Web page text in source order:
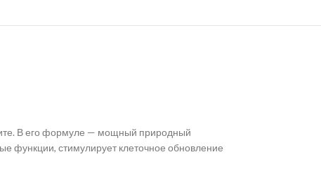
В его формуле — мощный природный
функции, стимулирует клеточное обновление